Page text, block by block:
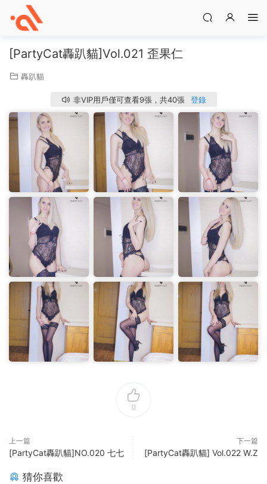
[PartyCat轟趴貓]Vol.021 歪果仁
轟趴貓
非VIP用戶僅可查看9張，共40張 登錄
0
上一篇
[PartyCat轟趴貓]NO.020 七七
下一篇
[PartyCat轟趴貓] Vol.022 W.Z
猜你喜歡